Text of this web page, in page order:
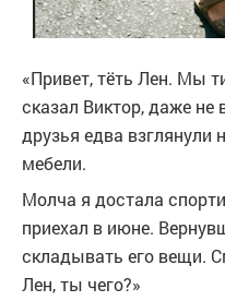
«Привет, тёть Лен. Мы
сказал Виктор, даже не
друзья едва взглянули
мебели.
Молча я достала
приехал в июне.
складывать его вещи.
Лен, ты чего?»